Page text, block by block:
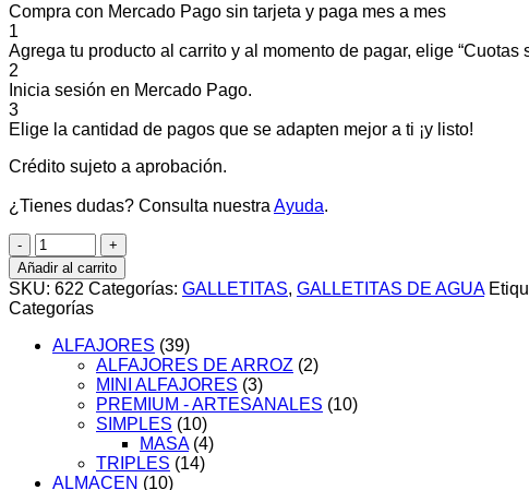
Compra con Mercado Pago sin tarjeta y paga mes a mes
1
Agrega tu producto al carrito y al momento de pagar, elige “Cuotas
2
Inicia sesión en Mercado Pago.
3
Elige la cantidad de pagos que se adapten mejor a ti ¡y listo!
Crédito sujeto a aprobación.
¿Tienes dudas? Consulta nuestra Ayuda.
C/U
CRIOLLITAS
PACK
5
FAMILIAR
X
499
cantidad
Añadir al carrito
SKU: 622 Categorías: GALLETITAS, GALLETITAS DE AGUA
Categorías
ALFAJORES (39)
ALFAJORES DE ARROZ (2)
MINI ALFAJORES (3)
PREMIUM - ARTESANALES (10)
SIMPLES (10)
MASA (4)
TRIPLES (14)
ALMACEN (10)